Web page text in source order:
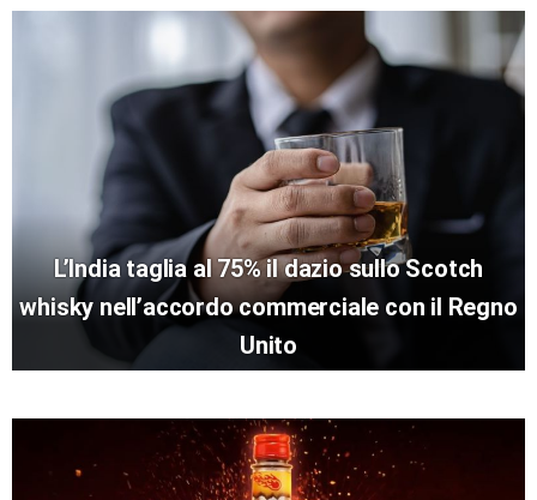
L’India taglia al 75% il dazio sullo Scotch
whisky nell’accordo commerciale con il Regno
Unito